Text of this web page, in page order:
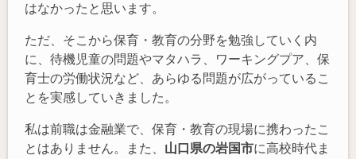
はなかったと思います。
ただ、そこから保育・教育の分野を勉強していく内
に、待機児童の問題やマタハラ、ワーキングプア、保
育士の労働状況など、あらゆる問題が広がっているこ
とを実感していきました。
私は前職は金融業で、保育・教育の現場に携わったこ
とはありません。また、 山口県の岩国市に高校時代ま